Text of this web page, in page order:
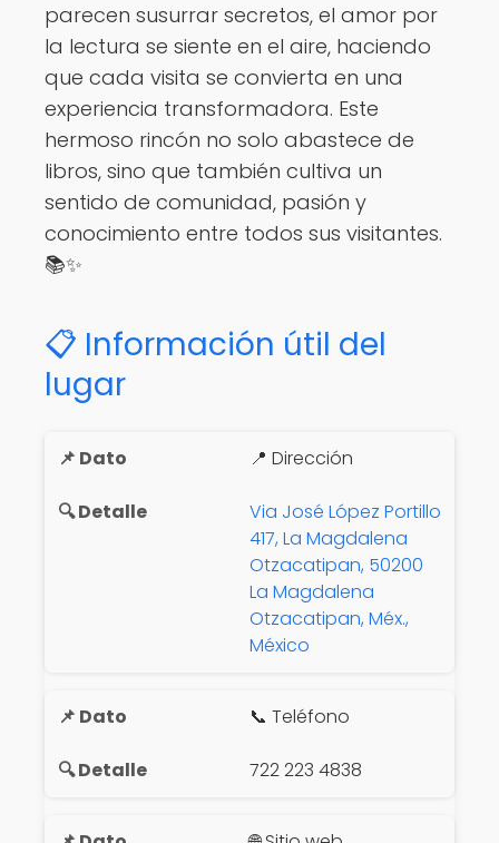
parecen susurrar secretos, el amor por
la lectura se siente en el aire, haciendo
que cada visita se convierta en una
experiencia transformadora. Este
hermoso rincón no solo abastece de
libros, sino que también cultiva un
sentido de comunidad, pasión y
conocimiento entre todos sus visitantes.
📚✨
📋 Información útil del
lugar
📍 Dirección
Via José López Portillo
417, La Magdalena
Otzacatipan, 50200
La Magdalena
Otzacatipan, Méx.,
México
📞 Teléfono
722 223 4838